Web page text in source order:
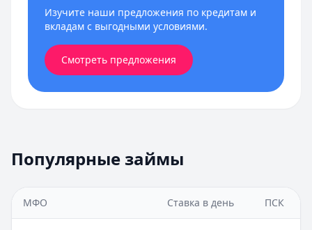
Изучите наши предложения по кредитам и
вкладам с выгодными условиями.
Смотреть предложения
Популярные займы
МФО Ставка в день ПСК